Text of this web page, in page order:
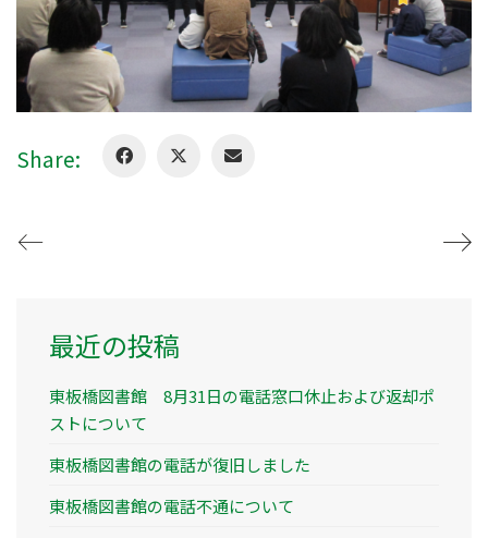
Share:
最近の投稿
東板橋図書館 8月31日の電話窓口休止および返却ポ
ストについて
東板橋図書館の電話が復旧しました
東板橋図書館の電話不通について